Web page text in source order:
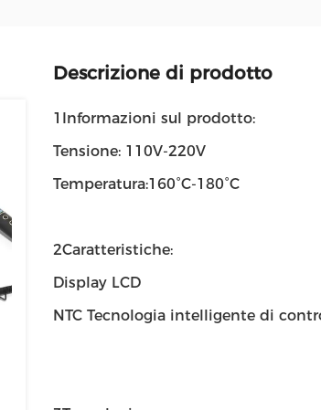
Descrizione di prodotto
1Informazioni sul prodotto:
Tensione: 110V-220V
Temperatura:160°C-180°C
2Caratteristiche:
Display LCD
NTC Tecnologia intelligente di